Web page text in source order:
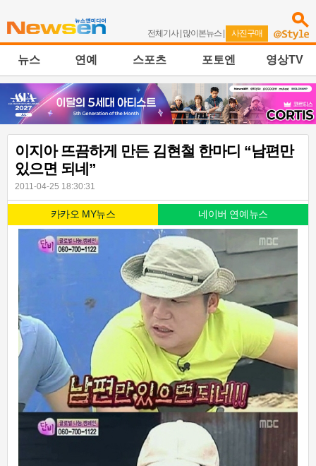
전체기사| 많이본뉴스 | 사진구매
뉴스 연예 스포츠 포토엔 영상TV
이지아 뜨끔하게 만든 김현철 한마디 “남편만
있으면 되네”
2011-04-25 18:30:31
카카오 MY뉴스 네이버 연예뉴스